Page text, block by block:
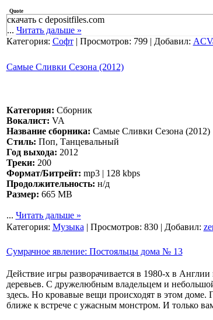
Quote
скачать с depositfiles.com
... Читать дальше »
Категория: Софт| Просмотров: 799 | Добавил:
Самые Сливки Сезона (2012)
Категория: Сборник
Вокалист: VA
Название сборника: Самые Сливки Сезона (2012)
Стиль: Поп, Танцевальный
Год выхода: 2012
Треки: 200
Формат/Битрейт: mp3 | 128 kbps
Продолжительность: н/д
Размер: 665 MB
... Читать дальше »
Категория: Музыка| Просмотров: 830 | Добавил:
Сумрачное явление: Постояльцы дома № 13
Действие игры разворачивается в 1980-х в
деревьев. С дружелюбным владельцем и
здесь. Но кровавые вещи происходят в этом доме.
ближе к встрече с ужасным монстром. И только